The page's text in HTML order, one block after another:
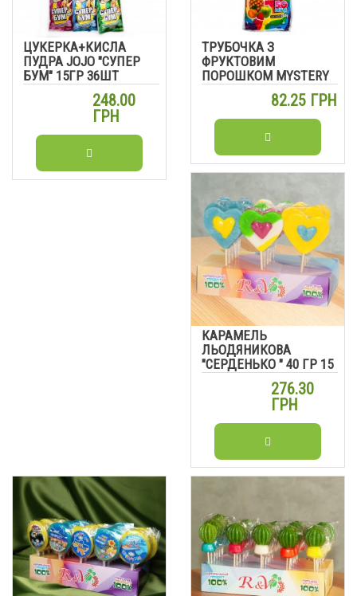
ЦУКЕРКА+КИСЛА
ПУДРА JOJO "СУПЕР
БУМ" 15ГР 36ШТ
248.00
ГРН
ТРУБОЧКА З
ФРУКТОВИМ
ПОРОШКОМ MYSTERY
LONG 4Г 50 ШТ
82.25 ГРН
КАРАМЕЛЬ
ЛЬОДЯНИКОВА
"СЕРДЕНЬКО " 40 ГР 15
ШТ
276.30
ГРН